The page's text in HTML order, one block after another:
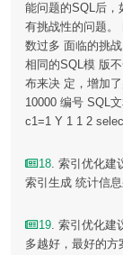
能问题的SQL后，
有挑战性的问题。
数过多 面临的挑
相同的SQL模 版
布来决 定，增加
10000 编号 SQL
c1=1 Y 1 1 2
18. 索引优化建
索引生成 统计信
19. 索引优化建
多越好，最好的